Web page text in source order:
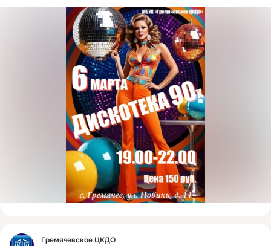
Фид
Гремячевское ЦКДО